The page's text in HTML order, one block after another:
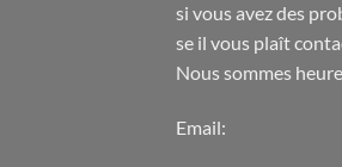
si vous avez des
se il vous plaît
Nous sommes
Email: